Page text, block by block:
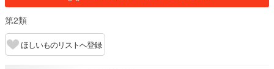
第2類
ほしいものリストへ登録